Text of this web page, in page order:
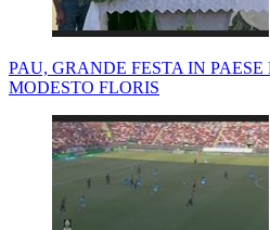
PAU, GRANDE FESTA IN
MODESTO FLORIS